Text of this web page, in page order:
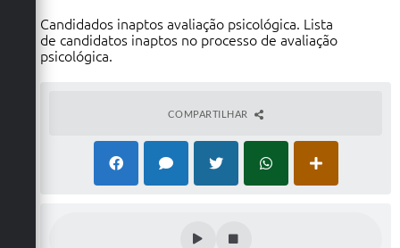
Candidados inaptos avaliação psicológica. Lista
de candidatos inaptos no processo de avaliação
psicológica.
COMPARTILHAR